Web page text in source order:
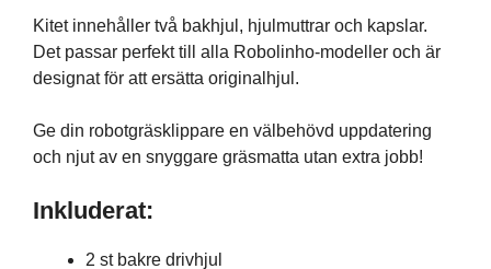
Kitet innehåller två bakhjul, hjulmuttrar och kapslar.
Det passar perfekt till alla Robolinho-modeller och är
designat för att ersätta originalhjul.
Ge din robotgräsklippare en välbehövd uppdatering
och njut av en snyggare gräsmatta utan extra jobb!
Inkluderat:
2 st bakre drivhjul